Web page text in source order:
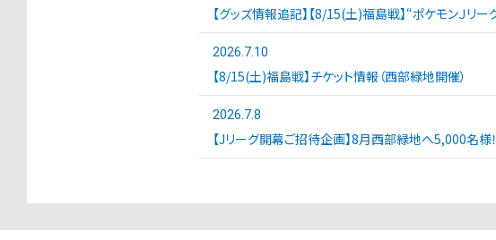
【グッズ情報追記】【8/15(土)福島戦】“ポケモンＪリ
2026.7.10
【8/15(土)福島戦】チケット情報（西部緑地開催）
2026.7.8
【Jリーグ開幕ご招待企画】8月西部緑地へ5,000名